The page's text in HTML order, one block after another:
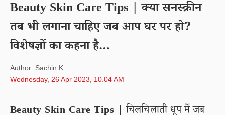
Beauty Skin Care Tips | क्या सनस्क्रीन
तब भी लगाना चाहिए जब आप घर पर हो?
विशेषज्ञों का कहना है…
Author: Sachin K
Wednesday, 26 Apr 2023, 10.04 AM
Beauty Skin Care Tips | चिलचिलाती धूप में जब